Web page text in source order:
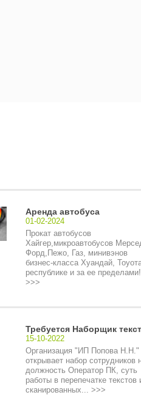
Аренда автобуса
01-02-2024
Прокат автобусов
Хайгер,микроавтобусов
Форд,Пежо, Газ, минивэнов
бизнес-класса Хуандай,
республике и за ее
>>>
Требуется Наборщик
15-10-2022
Организация "ИП Попова Н.Н."
открывает набор сотрудников
должность Оператор ПК, суть
работы в перепечатке текстов
сканированных... >>>